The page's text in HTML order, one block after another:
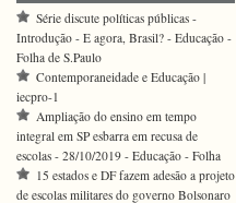
Série discute políticas públicas -
Introdução - E agora, Brasil? - Educação -
Folha de S.Paulo
Contemporaneidade e Educação |
iecpro-1
Ampliação do ensino em tempo
integral em SP esbarra em recusa de
escolas - 28/10/2019 - Educação - Folha
15 estados e DF fazem adesão a projeto
de escolas militares do governo Bolsonaro